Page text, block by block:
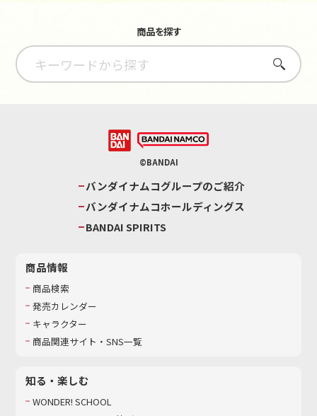
商品を探す
さがす
©BANDAI
バンダイナムコグループのご紹介
バンダイナムコホールディングス
BANDAI SPIRITS
商品情報
商品検索
発売カレンダー
キャラクター
商品関連サイト・SNS一覧
知る・楽しむ
WONDER! SCHOOL